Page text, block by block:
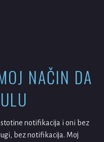
NAČIN DA
stotine notifikacija i oni bez
bez notifikacija. Moj